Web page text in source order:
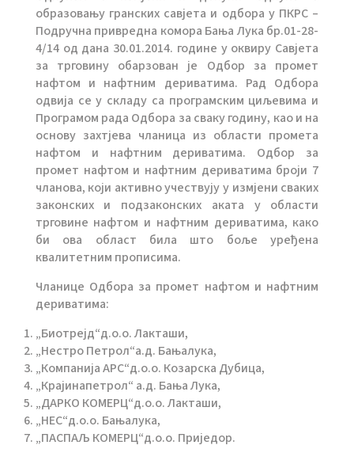
образовању гранских савјета и одбора у ПКРС –
Подручна привредна комора Бања Лука бр.01-28-
4/14 од дана 30.01.2014. године у оквиру Савјета
за трговину обарзован је Одбор за промет
нафтом и нафтним дериватима. Рад Одбора
одвија се у складу са програмским циљевима и
Програмом рада Одбора за сваку годину, као и на
основу захтјева чланица из области промета
нафтом и нафтним дериватима. Одбор за
промет нафтом и нафтним дериватима броји 7
чланова, који активно учествују у измјени сваких
законских и подзаконских аката у области
трговине нафтом и нафтним дериватима, како
би ова област била што боље уређена
квалитетним прописима.
Чланице Одбора за промет нафтом и нафтним
дериватима:
„Биотрејд“д.о.о. Лакташи,
„Нестро Петрол“а.д. Бањалука,
„Компанија АРС“д.о.о. Козарска Дубица,
„Крајинапетрол“ а.д. Бања Лука,
„ДАРКО КОМЕРЦ“д.o.o. Лакташи,
„НЕС“д.о.о. Бањалука,
„ПАСПАЉ КОМЕРЦ“д.o.o. Приједор.